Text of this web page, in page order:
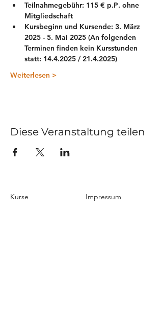
Teilnahmegebühr: 115 € p.P. ohne
Mitgliedschaft
Kursbeginn und Kursende: 3. März
2025 - 5. Mai 2025 (An folgenden
Terminen finden kein Kursstunden
statt: 14.4.2025 / 21.4.2025)
Weiterlesen >
Diese Veranstaltung teilen
Kurse
Impressum